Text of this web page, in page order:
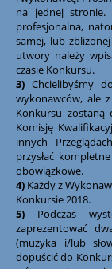
na jednej stronie.
profesjonalna,
samej, lub
utwory należy
czasie Konkursu.
3) Chcielibyśmy
wykonawców, ale
Konkursu zostaną
Komisję
innych
przysłać
obowiązkowe.
4) Każdy z
Konkursie 2018.
5) Podczas
zaprezentować
(muzyka i/lub
dopuścić do